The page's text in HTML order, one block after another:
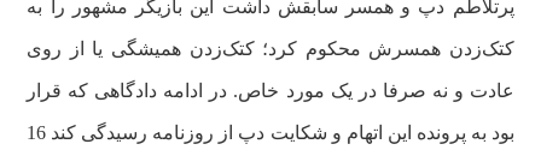
پرتلاطم دپ و همسر سابقش داشت این بازیگر مشهور را به
کتک‌زدن همسرش محکوم کرد؛ کتک‌زدن همیشگی یا از روی
عادت و نه صرفا در یک مورد خاص. در ادامه دادگاهی که قرار
بود به پرونده این اتهام و شکایت دپ از روزنامه رسیدگی کند 16